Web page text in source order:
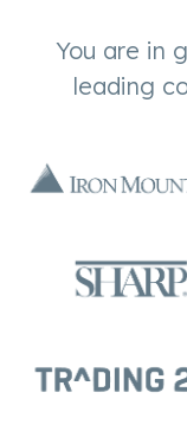
You are in
leading